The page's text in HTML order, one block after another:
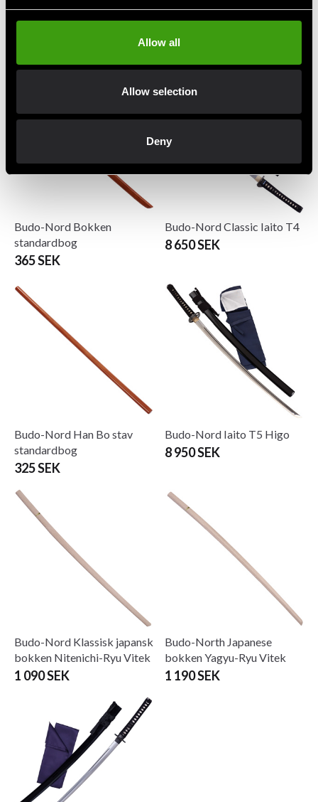
Allow all
Allow selection
Deny
tilspidsede ender hvid bøg
cm med tilspidsede ender
520 SEK
Budo-Nord Bokken
standardbog
365 SEK
Budo-Nord Classic Iaito T4
8 650 SEK
Budo-Nord Han Bo stav
standardbog
325 SEK
Budo-Nord Iaito T5 Higo
8 950 SEK
Budo-Nord Klassisk japansk
bokken Nitenichi-Ryu Vitek
1 090 SEK
Budo-North Japanese
bokken Yagyu-Ryu Vitek
1 190 SEK